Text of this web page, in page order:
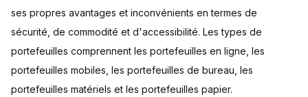
ses propres avantages et inconvénients en termes de
sécurité, de commodité et d'accessibilité. Les types de
portefeuilles comprennent les portefeuilles en ligne, les
portefeuilles mobiles, les portefeuilles de bureau, les
portefeuilles matériels et les portefeuilles papier.